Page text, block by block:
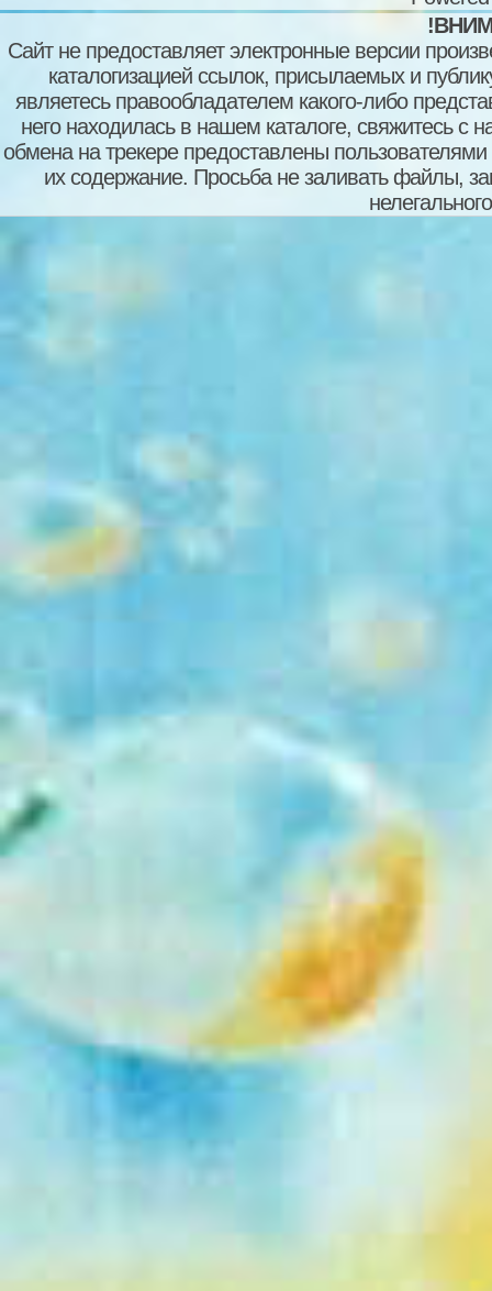
Сайт не предоставляет электронные версии
каталогизацией ссылок, присылаемых и
являетесь правообладателем какого-либо
него находилась в нашем каталоге, свяжитесь
обмена на трекере предоставлены пользователями
их содержание. Просьба не заливать файлы,